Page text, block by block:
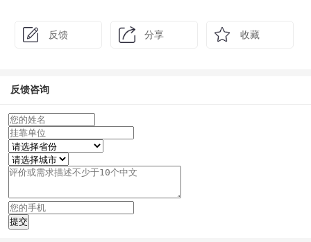
反馈 分享 收藏
反馈咨询